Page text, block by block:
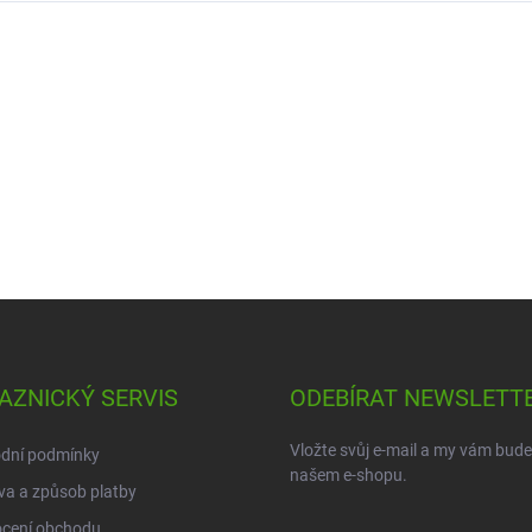
SERVIS
podmínky
a způsob platby
ODEBÍRAT
Vložte svůj e-mail a my vám
našem e-shopu.